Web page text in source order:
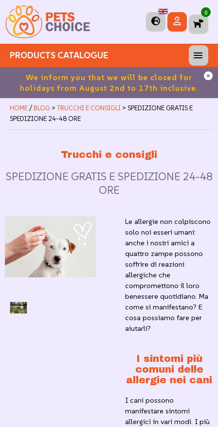
0
PRODUCTS CATALOGUE
inform you that we will be closed for
from August 2nd to 17th inclusive.
Free
HOME /BLOG > TRUCCHI E CONSIGLI > SPEDIZIONE GRATIS E
SPEDIZIONE 24-48 ORE
Trucchi e consigli
SPEDIZIONE GRATIS E SPEDIZIONE 24-48
ORE
Le allergie non colpiscono
solo noi esseri umani:
anche i nostri amici a
quattro zampe possono
soffrire di reazioni
allergiche che
compromettono il loro
benessere quotidiano. Ma
come si manifestano? E
cosa possiamo fare per
aiutarli?
I sintomi più
comuni delle
allergie nei cani
I cani possono
manifestare sintomi
allergici in vari modi. I più